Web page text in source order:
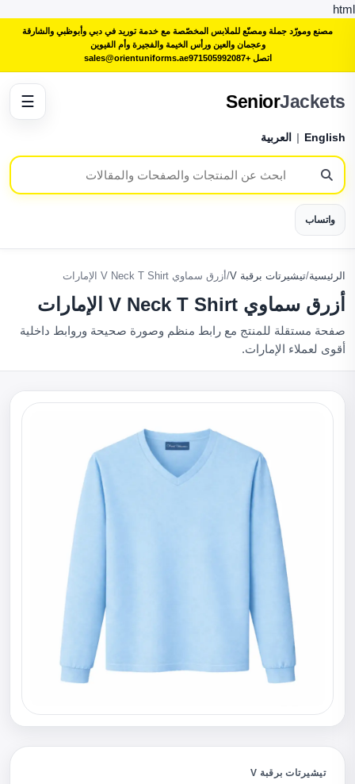
html
مصنع ومورّد جملة ومصنّع للملابس المخصّصة مع خدمة توريد في دبي وأبوظبي والشارقة
وعجمان والعين ورأس الخيمة والفجيرة وأم القيوين
اتصل +971505992087
sales@orientuniforms.ae
SeniorJackets
English
| العربية
واتساب
☰
الرئيسية/تيشيرتات برقبة V /أزرق سماوي V Neck T Shirt الإمارات
أزرق سماوي V Neck T Shirt الإمارات
صفحة مستقلة للمنتج مع رابط منظم وصورة صحيحة وروابط داخلية
أقوى لعملاء الإمارات.
تيشيرتات برقبة V